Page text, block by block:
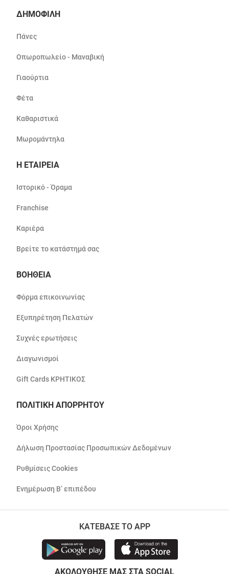
ΔΗΜΟΦΙΛΗ
Πάνες
Οπωροπωλείο - Μαναβική
Γιαούρτια
Φέτα
Καθαριστικά
Μωρομάντηλα
Η ΕΤΑΙΡΕΙΑ
Ιστορικό - Όραμα
Franchise
Καριέρα
Βρείτε το κατάστημά σας
ΒΟΗΘΕΙΑ
Φόρμα επικοινωνίας
Εξυπηρέτηση Πελατών
Συχνές ερωτήσεις
Διαγωνισμοί
Gift Cards ΚΡΗΤΙΚΟΣ
ΠΟΛΙΤΙΚΗ ΑΠΟΡΡΗΤΟΥ
Όροι Χρήσης
Δήλωση Προστασίας Προσωπικών Δεδομένων
Ρυθμίσεις Cookies
Ενημέρωση Β’ επιπέδου
ΚΑΤΕΒΑΣΕ ΤΟ APP
ΑΚΟΛΟΥΘΗΣΕ ΜΑΣ ΣΤΑ SOCIAL